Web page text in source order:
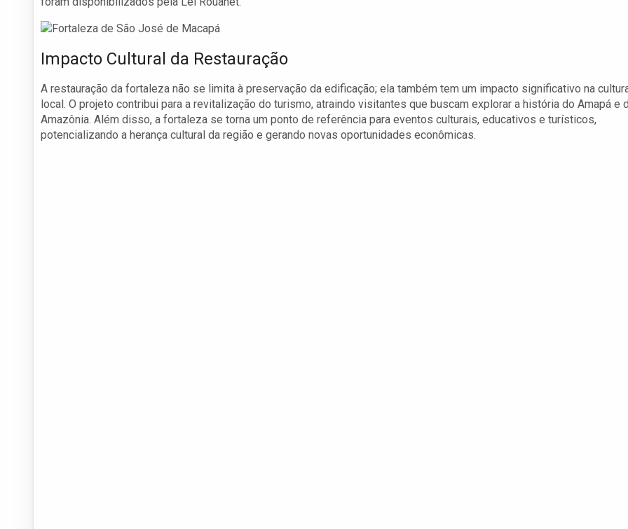
Impacto Cultural da Restauração
A restauração da fortaleza não se limita à preservação da edificação; ela também tem um impacto significativo na
local. O projeto contribui para a revitalização do turismo, atraindo visitantes que buscam explorar a história do Amapá e
Amazônia. Além disso, a fortaleza se torna um ponto de referência para eventos culturais, educativos e turísticos,
potencializando a herança cultural da região e gerando novas oportunidades econômicas.